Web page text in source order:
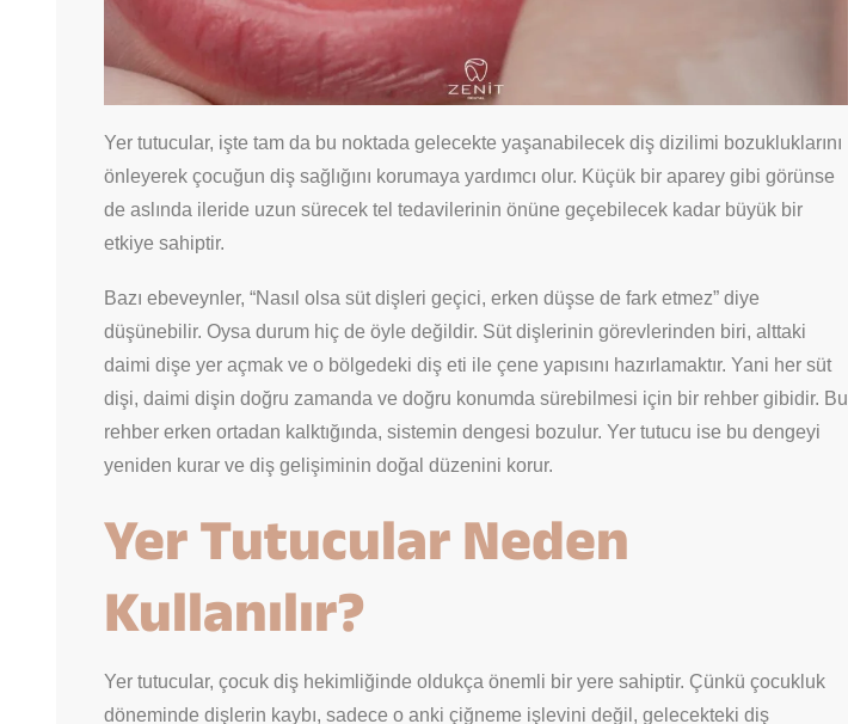
Yer tutucular, işte tam da bu noktada gelecekte yaşanabilecek diş dizilimi bozukluklarını
önleyerek çocuğun diş sağlığını korumaya yardımcı olur. Küçük bir aparey gibi görünse
de aslında ileride uzun sürecek tel tedavilerinin önüne geçebilecek kadar büyük bir
etkiye sahiptir.
Bazı ebeveynler, “Nasıl olsa süt dişleri geçici, erken düşse de fark etmez” diye
düşünebilir. Oysa durum hiç de öyle değildir. Süt dişlerinin görevlerinden biri, alttaki
daimi dişe yer açmak ve o bölgedeki diş eti ile çene yapısını hazırlamaktır. Yani her süt
dişi, daimi dişin doğru zamanda ve doğru konumda sürebilmesi için bir rehber gibidir. Bu
rehber erken ortadan kalktığında, sistemin dengesi bozulur. Yer tutucu ise bu dengeyi
yeniden kurar ve diş gelişiminin doğal düzenini korur.
Yer Tutucular Neden
Kullanılır?
Yer tutucular, çocuk diş hekimliğinde oldukça önemli bir yere sahiptir. Çünkü çocukluk
döneminde dişlerin kaybı, sadece o anki çiğneme işlevini değil, gelecekteki diş